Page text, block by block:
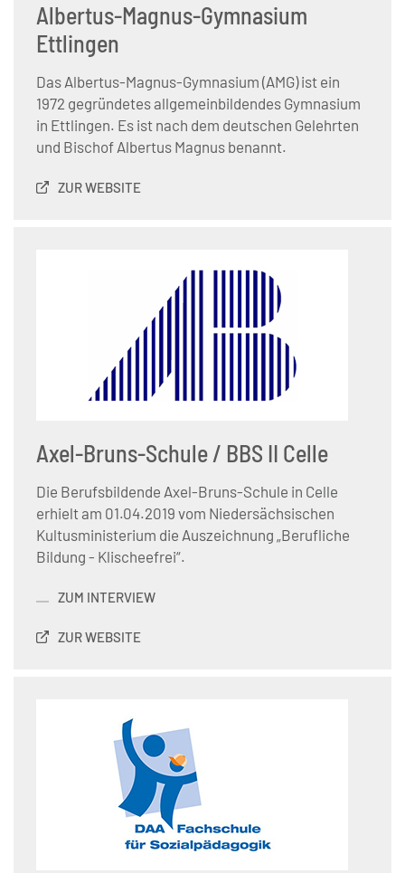
Albertus-Magnus-Gymnasium
Ettlingen
Das Albertus-Magnus-Gymnasium (AMG) ist ein
1972 gegründetes allgemeinbildendes Gymnasium
in Ettlingen. Es ist nach dem deutschen Gelehrten
und Bischof Albertus Magnus benannt.
ZUR WEBSITE
Axel-Bruns-Schule / BBS II Celle
Die Berufsbildende Axel-Bruns-Schule in Celle
erhielt am 01.04.2019 vom Niedersächsischen
Kultusministerium die Auszeichnung „Berufliche
Bildung - Klischeefrei“.
ZUM INTERVIEW
ZUR WEBSITE